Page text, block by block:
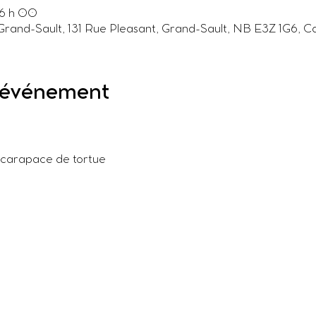
h 00
Sault, 131 Rue Pleasant, Grand-Sault, NB E3Z 1G6,
de tortue